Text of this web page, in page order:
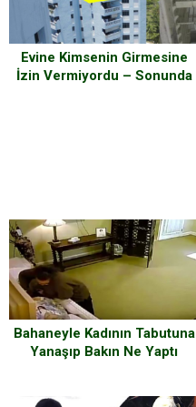
Evine Kimsenin Girmesine
İzin Vermiyordu – Sonunda
Bahaneyle Kadının Tabutuna
Yanaşıp Bakın Ne Yaptı